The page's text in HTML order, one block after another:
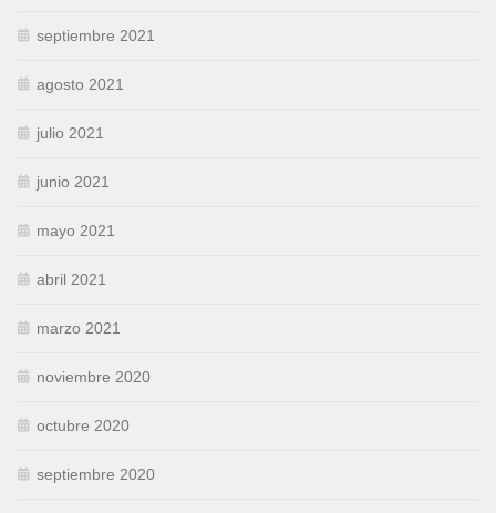
septiembre 2021
agosto 2021
julio 2021
junio 2021
mayo 2021
abril 2021
marzo 2021
noviembre 2020
octubre 2020
septiembre 2020